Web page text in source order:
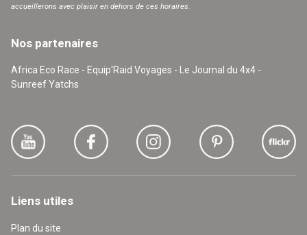
accueillerons avec plaisir en dehors de ces horaires.
Nos partenaires
Africa Eco Race - Equip'Raid Voyages - Le Journal du 4x4 -
Sunreef Yatchs
Liens utiles
Plan du site